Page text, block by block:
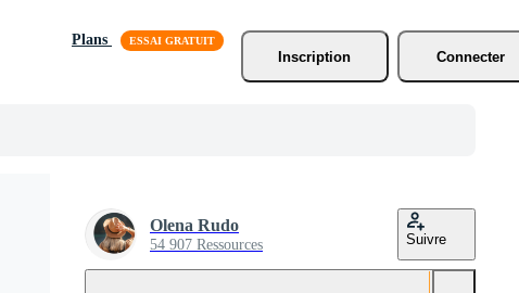
Plans
Inscription
Connecter
Olena Rudo
54 907 Ressources Suivre